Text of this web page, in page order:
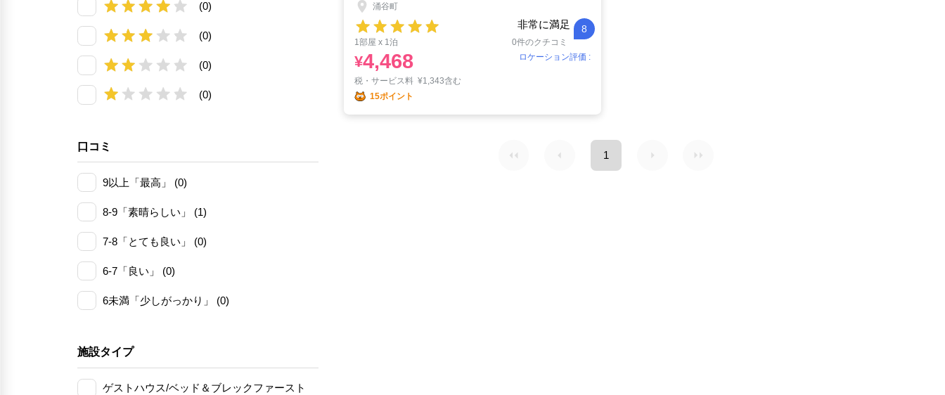
(0)
(0)
(0)
(0)
口コミ
9以上「最高」 (0)
8-9「素晴らしい」 (1)
7-8「とても良い」 (0)
6-7「良い」 (0)
6未満「少しがっかり」 (0)
施設タイプ
ゲストハウス/ベッド＆ブレックファースト
涌谷町
非常に満足 8
1部屋 x 1泊
0件のクチコミ
ロケーション評価 :
¥4,468
税・サービス料 ¥1,343含む
15ポイント
1